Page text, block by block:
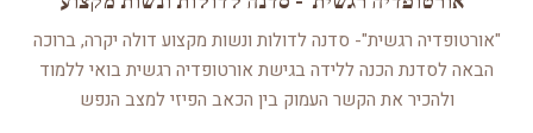
"אורטופדיה רגשית"- סדנה לדולות ונשות מקצוע דולה יקרה, ברוכה
הבאה לסדנת הכנה ללידה בגישת אורטופדיה רגשית בואי ללמוד
ולהכיר את הקשר העמוק בין הכאב הפיזי למצב הנפש